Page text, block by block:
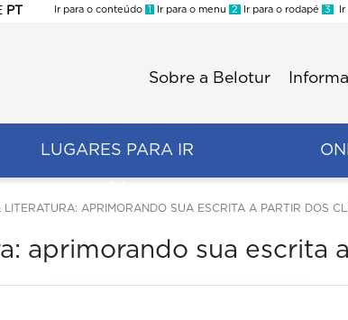
PT
Ir para o conteúdo 1 Ir para o menu 2 Ir para o rodapé 3 Ir
Sobre a Belotur
LUGARES PARA IR
LITERATURA: APRIMORANDO SUA ESCRITA A PARTIR DOS
aprimorando sua escrita